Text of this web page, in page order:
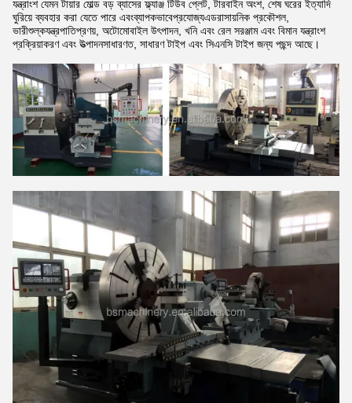
যন্ত্রাংশ যেমন টায়ার মোল্ড বড় ব্যাসের ফ্ল্যাঞ্জ টিউব প্লেট, টারবাইন অংশ, শেষ ঘরের ইত্যাদি
ঘুরিয়ে ব্যবহার করা যেতে পারে এবংব্যাপকভাবেপ্রযোজ্যএডরাসায়নিক প্রকৌশল,
ভারীশুল্কযন্ত্রপাতিপ্রণয় , অটোমোবাইল উৎপাদন, খনি এবং রেল সরঞ্জাম এবং বিমান যন্ত্রাংশ
প্রক্রিয়াকরণ এবং উত্পাদনসাধারণত, সাধারণ টাইপ এবং সিএনসি টাইপ জন্য পছন্দ আছে।